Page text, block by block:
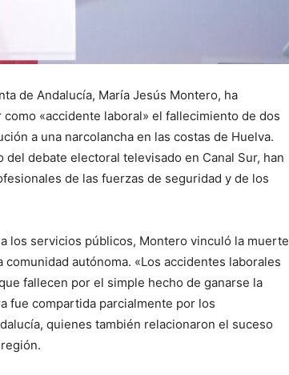
de Andalucía, María Jesús Montero, ha
«accidente laboral» el fallecimiento de dos
a una narcolancha en las costas de Huelva.
debate electoral televisado en Canal Sur, han
de las fuerzas de seguridad y de los
los servicios públicos, Montero vinculó la muerte
autónoma. «Los accidentes laborales
fallecen por el simple hecho de ganarse la
fue compartida parcialmente por los
quienes también relacionaron el suceso